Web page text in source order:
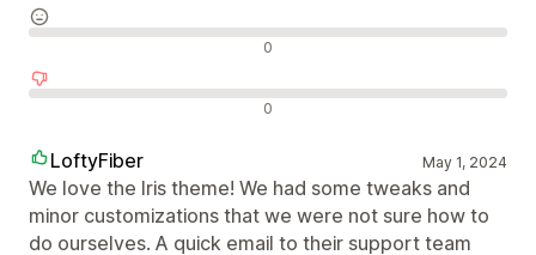
0
0
LoftyFiber May 1, 2024
We love the Iris theme! We had some tweaks and
minor customizations that we were not sure how to
do ourselves. A quick email to their support team